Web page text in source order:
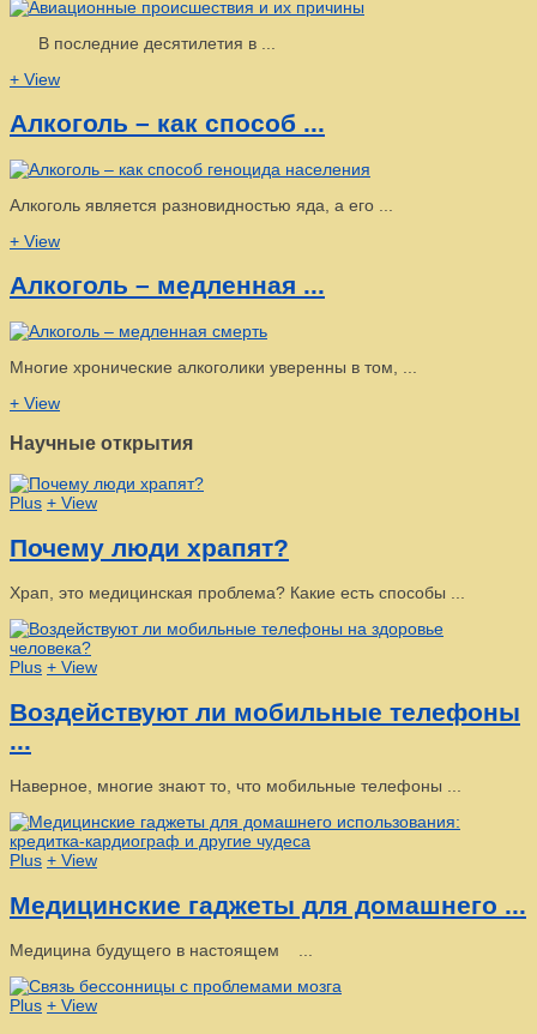
В последние десятилетия в ...
+ View
Алкоголь – как способ ...
Алкоголь является разновидностью яда, а его ...
+ View
Алкоголь – медленная ...
Многие хронические алкоголики уверенны в том, ...
+ View
Научные открытия
Plus + View
Почему люди храпят?
Храп, это медицинская проблема? Какие есть способы ...
Plus + View
Воздействуют ли мобильные телефоны
...
Наверное, многие знают то, что мобильные телефоны ...
Plus + View
Медицинские гаджеты для домашнего ...
Медицина будущего в настоящем ...
Plus + View